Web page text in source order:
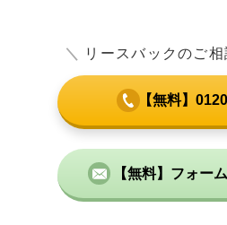
＼ リースバックのご相
【無料】
【無料】フォー